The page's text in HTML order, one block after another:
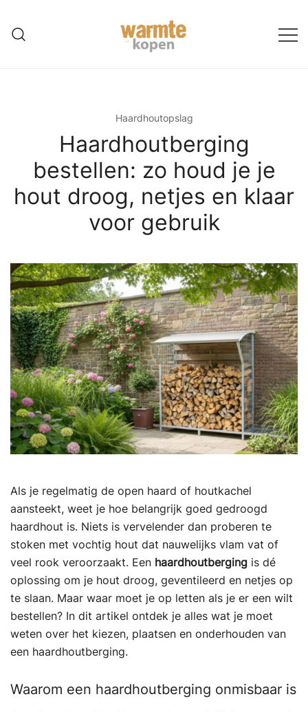
naar
Haardhoutopslag
Haardhoutberging
bestellen: zo houd je je
hout droog, netjes en klaar
voor gebruik
Als je regelmatig de open haard of houtkachel
aansteekt, weet je hoe belangrijk goed gedroogd
haardhout is. Niets is vervelender dan proberen te
stoken met vochtig hout dat nauwelijks vlam vat of
veel rook veroorzaakt. Een haardhoutberging is dé
oplossing om je hout droog, geventileerd en netjes op
te slaan. Maar waar moet je op letten als je er een wilt
bestellen? In dit artikel ontdek je alles wat je moet
weten over het kiezen, plaatsen en onderhouden van
een haardhoutberging.
Waarom een haardhoutberging onmisbaar is